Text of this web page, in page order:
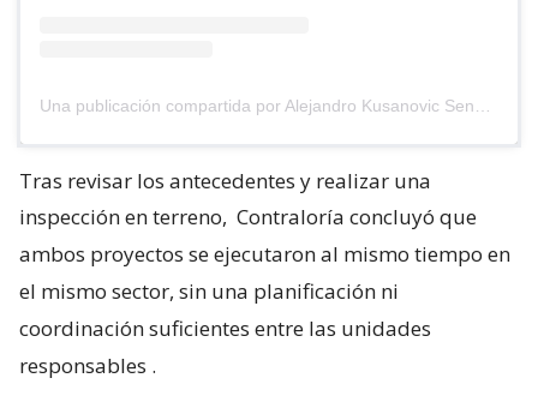
Tras revisar los antecedentes y realizar una
inspección en terreno, Contraloría concluyó que
ambos proyectos se ejecutaron al mismo tiempo en
el mismo sector, sin una planificación ni
coordinación suficientes entre las unidades
responsables .